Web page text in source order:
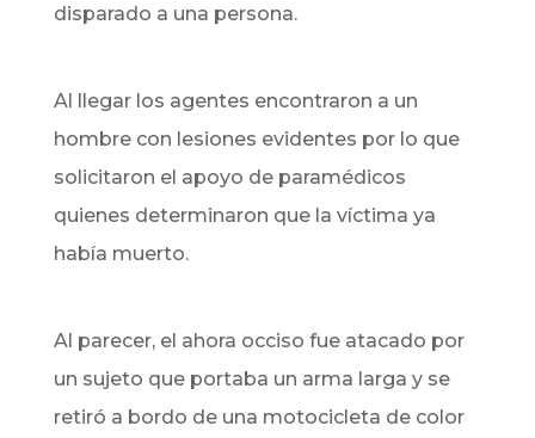
disparado a una persona.
Al llegar los agentes encontraron a un
hombre con lesiones evidentes por lo que
solicitaron el apoyo de paramédicos
quienes determinaron que la víctima ya
había muerto.
Al parecer, el ahora occiso fue atacado por
un sujeto que portaba un arma larga y se
retiró a bordo de una motocicleta de color